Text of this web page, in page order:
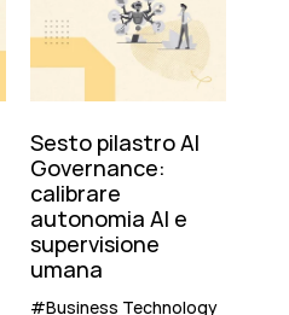
Sesto pilastro AI
Governance:
calibrare
autonomia AI e
supervisione
umana
#Business Technology